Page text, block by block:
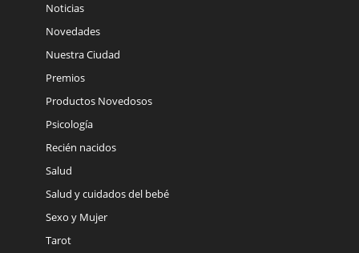
Noticias
Novedades
Nuestra Ciudad
Premios
Productos Novedosos
Psicología
Recién nacidos
Salud
Salud y cuidados del bebé
Sexo y Mujer
Tarot